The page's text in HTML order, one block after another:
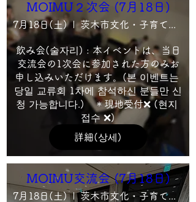
MOIMU２次会 (7月18日)
7月18日(土)
飲み会(술자리) : 本イベントは、当日
交流会の1次会に参加された方のみお
申し込みいただけます。(본 이벤트는
당일 교류회 1차에 참석하신 분들만 신
청 가능합니다.)　＊現地受付❌ (현지
접수 ❌)
詳細(상세)
MOIMU交流会 (7月18日)
7月18日(土)